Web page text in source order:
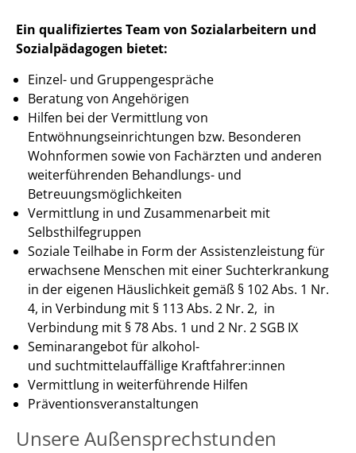
Ein qualifiziertes Team von Sozialarbeitern und
Sozialpädagogen bietet:
Einzel- und Gruppengespräche
Beratung von Angehörigen
Hilfen bei der Vermittlung von
Entwöhnungseinrichtungen bzw. Besonderen
Wohnformen sowie von Fachärzten und anderen
weiterführenden Behandlungs- und
Betreuungsmöglichkeiten
Vermittlung in und Zusammenarbeit mit
Selbsthilfegruppen
Soziale Teilhabe in Form der Assistenzleistung für
erwachsene Menschen mit einer Suchterkrankung
in der eigenen Häuslichkeit gemäß § 102 Abs. 1 Nr.
4, in Verbindung mit § 113 Abs. 2 Nr. 2, in
Verbindung mit § 78 Abs. 1 und 2 Nr. 2 SGB IX
Seminarangebot für alkohol-
und suchtmittelauffällige Kraftfahrer:innen
Vermittlung in weiterführende Hilfen
Präventionsveranstaltungen
Unsere Außensprechstunden